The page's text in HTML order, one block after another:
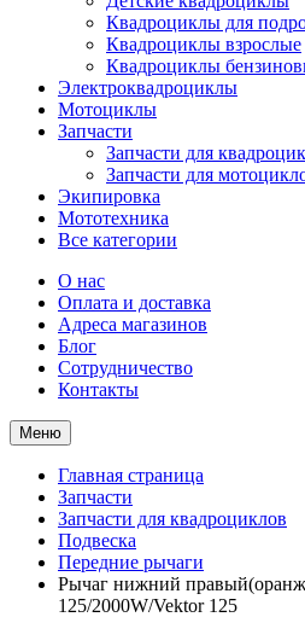
Квадроциклы для
Квадроциклы взрослые
Квадроциклы
Электроквадроциклы
Мотоциклы
Запчасти
Запчасти для
Запчасти для
Экипировка
Мототехника
Все категории
О нас
Оплата и доставка
Адреса магазинов
Блог
Сотрудничество
Контакты
Меню
Главная страница
Запчасти
Запчасти для квадроциклов
Подвеска
Передние рычаги
Рычаг нижний
125/2000W/Vektor 125